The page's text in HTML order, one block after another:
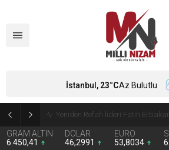
Kira giderleri ilk kez gıdayı geride
GRAM ALTIN
6.450,41
DOLAR
46,2991
EURO
53,8034
İstanbul, 23°CAz Bulutlu